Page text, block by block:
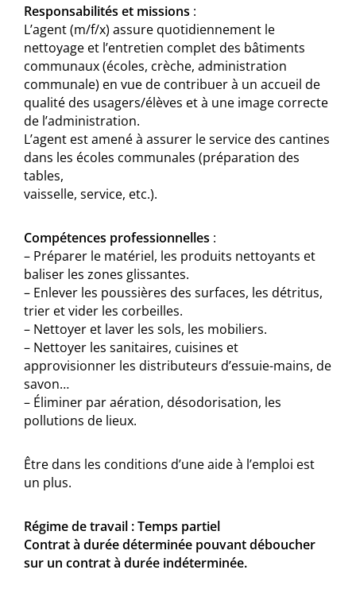
Responsabilités et missions :
L’agent (m/f/x) assure quotidiennement le
nettoyage et l’entretien complet des bâtiments
communaux (écoles, crèche, administration
communale) en vue de contribuer à un accueil de
qualité des usagers/élèves et à une image correcte
de l’administration.
L’agent est amené à assurer le service des cantines
dans les écoles communales (préparation des
tables,
vaisselle, service, etc.).
Compétences professionnelles :
– Préparer le matériel, les produits nettoyants et
baliser les zones glissantes.
– Enlever les poussières des surfaces, les détritus,
trier et vider les corbeilles.
– Nettoyer et laver les sols, les mobiliers.
– Nettoyer les sanitaires, cuisines et
approvisionner les distributeurs d’essuie-mains, de
savon…
– Éliminer par aération, désodorisation, les
pollutions de lieux.
Être dans les conditions d’une aide à l’emploi est
un plus.
Régime de travail : Temps partiel
Contrat à durée déterminée pouvant déboucher
sur un contrat à durée indéterminée.